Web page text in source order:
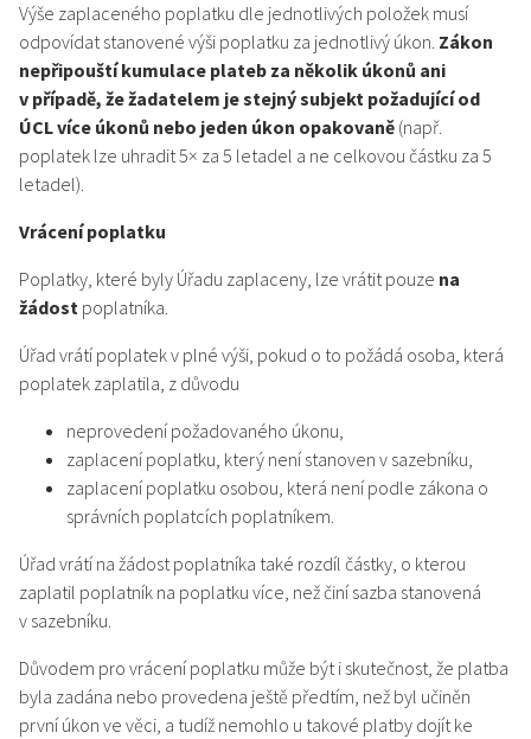
Výše zaplaceného poplatku dle jednotlivých položek musí
odpovídat stanovené výši poplatku za jednotlivý úkon. Zákon
nepřipouští kumulace plateb za několik úkonů ani
v případě, že žadatelem je stejný subjekt požadující od
ÚCL více úkonů nebo jeden úkon opakovaně (např.
poplatek lze uhradit 5× za 5 letadel a ne celkovou částku za 5
letadel).
Vrácení poplatku
Poplatky, které byly Úřadu zaplaceny, lze vrátit pouze na
žádost poplatníka.
Úřad vrátí poplatek v plné výši, pokud o to požádá osoba, která
poplatek zaplatila, z důvodu
neprovedení požadovaného úkonu,
zaplacení poplatku, který není stanoven v sazebníku,
zaplacení poplatku osobou, která není podle zákona o
správních poplatcích poplatníkem.
Úřad vrátí na žádost poplatníka také rozdíl částky, o kterou
zaplatil poplatník na poplatku více, než činí sazba stanovená
v sazebníku.
Důvodem pro vrácení poplatku může být i skutečnost, že platba
byla zadána nebo provedena ještě předtím, než byl učiněn
první úkon ve věci, a tudíž nemohlo u takové platby dojít ke